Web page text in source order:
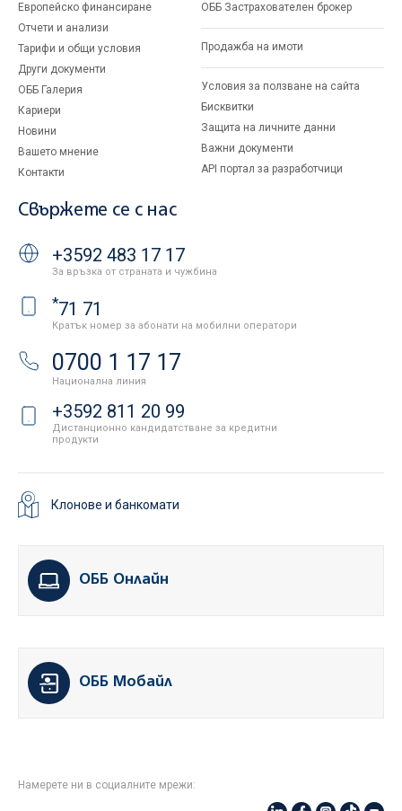
Европейско финансиране
Отчети и анализи
Тарифи и общи условия
Други документи
ОББ Галерия
Кариери
Новини
Вашето мнение
Контакти
ОББ Застрахователен брокер
Продажба на имоти
Условия за ползване на сайта
Бисквитки
Защита на личните данни
Важни документи
API портал за разработчици
Свържете се с нас
+3592 483 17 17
За връзка от страната и чужбина
*71 71
Кратък номер за абонати на мобилни оператори
0700 1 17 17
Национална линия
+3592 811 20 99
Дистанционно кандидатстване за кредитни
продукти
Клонове и банкомати
ОББ Онлайн
ОББ Мобайл
Намерете ни в социалните мрежи: